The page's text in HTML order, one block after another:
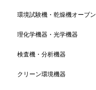
環境試験機・乾燥機オーブン
理化学機器・光学機器
検査機・分析機器
クリーン環境機器